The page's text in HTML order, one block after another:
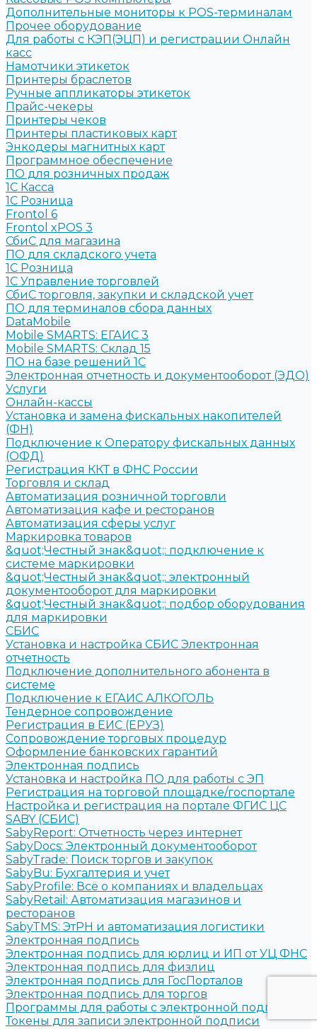
Дополнительные мониторы к POS-терминалам
Прочее оборудование
Для работы с КЭП(ЭЦП) и регистрации Онлайн
касс
Намотчики этикеток
Принтеры браслетов
Ручные аппликаторы этикеток
Прайс-чекеры
Принтеры чеков
Принтеры пластиковых карт
Энкодеры магнитных карт
Программное обеспечение
ПО для розничных продаж
1C Касса
1С Розница
Frontol 6
Frontol xPOS 3
СбиС для магазина
ПО для складского учета
1C Розница
1С Управление торговлей
СбиС торговля, закупки и складской учет
ПО для терминалов сбора данных
DataMobile
Mobile SMARTS: ЕГАИС 3
Mobile SMARTS: Склад 15
ПО на базе решений 1С
Электронная отчетность и документооборот (ЭДО)
Услуги
Онлайн-кассы
Установка и замена фискальных накопителей
(ФН)
Подключение к Оператору фискальных данных
(ОФД)
Регистрация ККТ в ФНС России
Торговля и склад
Автоматизация розничной торговли
Автоматизация кафе и ресторанов
Автоматизация сферы услуг
Маркировка товаров
&quot;Честный знак&quot;: подключение к
системе маркировки
&quot;Честный знак&quot;: электронный
документооборот для маркировки
&quot;Честный знак&quot;: подбор оборудования
для маркировки
СБИС
Установка и настройка СБИС Электронная
отчетность
Подключение дополнительного абонента в
системе
Подключение к ЕГАИС АЛКОГОЛЬ
Тендерное сопровождение
Регистрация в ЕИС (ЕРУЗ)
Сопровождение торговых процедур
Оформление банковских гарантий
Электронная подпись
Установка и настройка ПО для работы с ЭП
Регистрация на торговой площадке/госпортале
Настройка и регистрация на портале ФГИС ЦС
SABY (СБИС)
SabyReport: Отчетность через интернет
SabyDocs: Электронный документооборот
SabyTrade: Поиск торгов и закупок
SabyBu: Бухгалтерия и учет
SabyProfile: Всё о компаниях и владельцах
SabyRetail: Автоматизация магазинов и
ресторанов
SabyTMS: ЭтРН и автоматизация логистики
Электронная подпись
Электронная подпись для юрлиц и ИП от УЦ ФНС
Электронная подпись для физлиц
Электронная подпись для ГосПорталов
Электронная подпись для торгов
Программы для работы с электронной подписью
Токены для записи электронной подписи